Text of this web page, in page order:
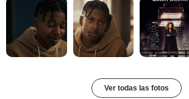
Ver todas las fotos